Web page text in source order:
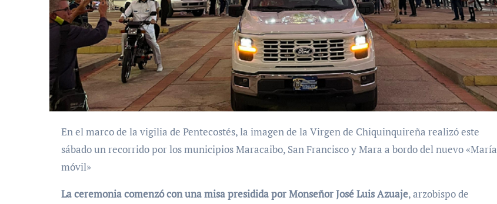
En el marco de la vigilia de Pentecostés, la imagen de la Virgen de Chiquinquireña realizó este
sábado un recorrido por los municipios Maracaibo, San Francisco y Mara a bordo del nuevo «María
móvil»
La ceremonia comenzó con una misa presidida por Monseñor José Luis Azuaje, arzobispo de